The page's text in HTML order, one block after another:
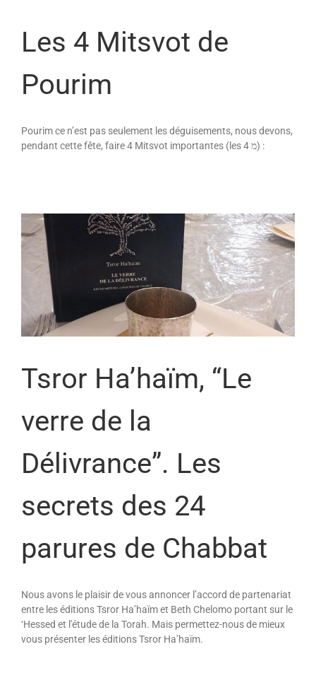
Les 4 Mitsvot de
Pourim
Pourim ce n’est pas seulement les déguisements, nous devons,
pendant cette fête, faire 4 Mitsvot importantes (les 4 מ) :
Tsror Ha’haïm, “Le
verre de la
Délivrance”. Les
secrets des 24
parures de Chabbat
Nous avons le plaisir de vous annoncer l’accord de partenariat
entre les éditions Tsror Ha’haïm et Beth Chelomo portant sur le
‘Hessed et l'étude de la Torah. Mais permettez-nous de mieux
vous présenter les éditions Tsror Ha’haïm.